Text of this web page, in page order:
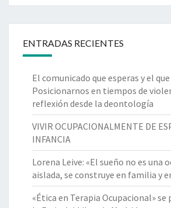
ENTRADAS RECIENTES
El comunicado que esperas y el
Posicionarnos en tiempos de
reflexión desde la deontología
VIVIR OCUPACIONALMENTE DE
INFANCIA
Lorena Leive: «El sueño no es una
aislada, se construye en familia y
«Ética en Terapia Ocupacional» se